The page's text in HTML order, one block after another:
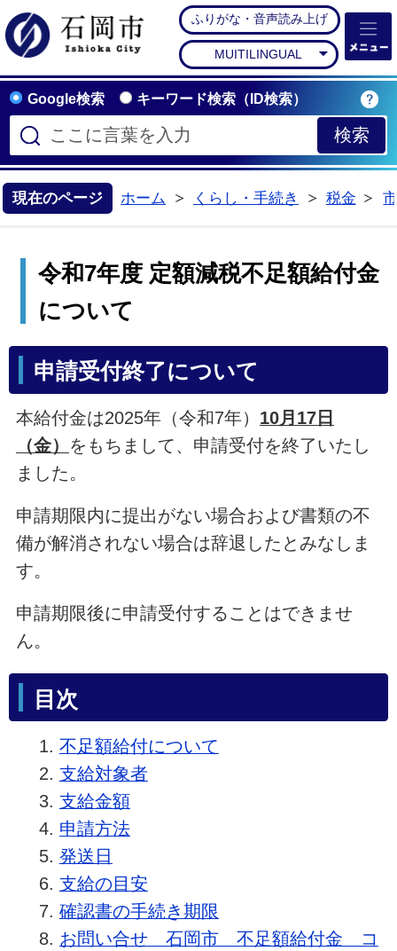
石岡市公式ホームペー
ふりがな・音声読み上げ
MUITILINGUAL
Google検索 キーワード検索（ID検索）
現在のページ ホーム
くらし・手続き
税金
令和7年度 定額減税不足額給付金
について
申請受付終了について
本給付金は2025年（令和7年） 10月17日
（金） をもちまして、申請受付を終了いたし
ました。
申請期限内に提出がない場合および書類の不
備が解消されない場合は辞退したとみなしま
す。
申請期限後に申請受付することはできませ
ん。
目次
不足額給付について
支給対象者
支給金額
申請方法
発送日
支給の目安
確認書の手続き期限
お問い合せ 石岡市 不足額給付金 コ